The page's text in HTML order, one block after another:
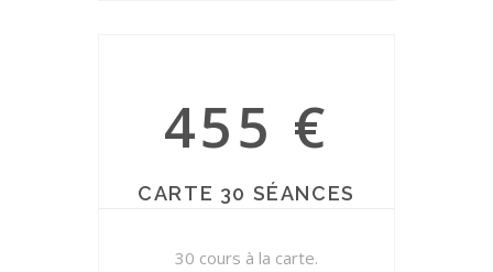
455 €
CARTE 30 SÉANCES
30 cours à la carte.